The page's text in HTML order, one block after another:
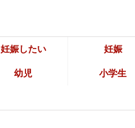
妊娠したい 妊娠
幼児 小学生